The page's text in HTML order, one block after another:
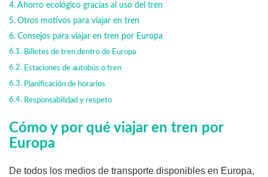
Ahorro ecológico gracias al uso del tren
Otros motivos para viajar en tren
Consejos para viajar en tren por Europa
Billetes de tren dentro de Europa
Estaciones de autobús o tren
Planificación de horarios
Responsabilidad y respeto
Cómo y por qué viajar en tren por
Europa
De todos los medios de transporte disponibles en Europa,